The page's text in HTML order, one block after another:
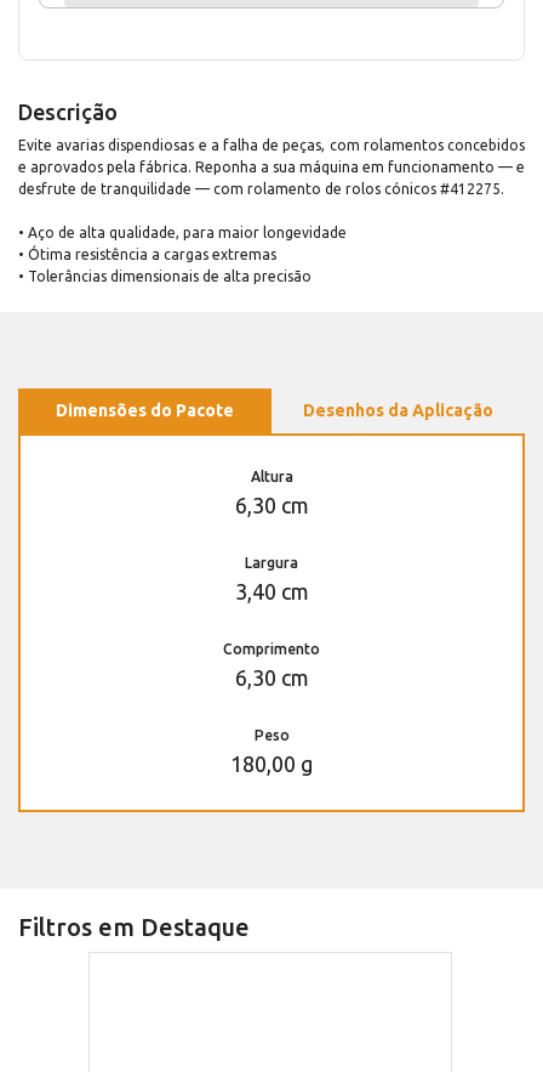
Descrição
Evite avarias dispendiosas e a falha de peças, com rolamentos concebidos
e aprovados pela fábrica. Reponha a sua máquina em funcionamento — e
desfrute de tranquilidade — com rolamento de rolos cónicos #412275.
• Aço de alta qualidade, para maior longevidade
• Ótima resistência a cargas extremas
• Tolerâncias dimensionais de alta precisão
Dimensões do Pacote Desenhos da Aplicação
Altura
6,30 cm
Largura
3,40 cm
Comprimento
6,30 cm
Peso
180,00 g
Filtros em Destaque